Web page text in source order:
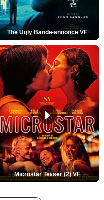
The Ugly Bande-annonce VF
Microstar Teaser (2) VF